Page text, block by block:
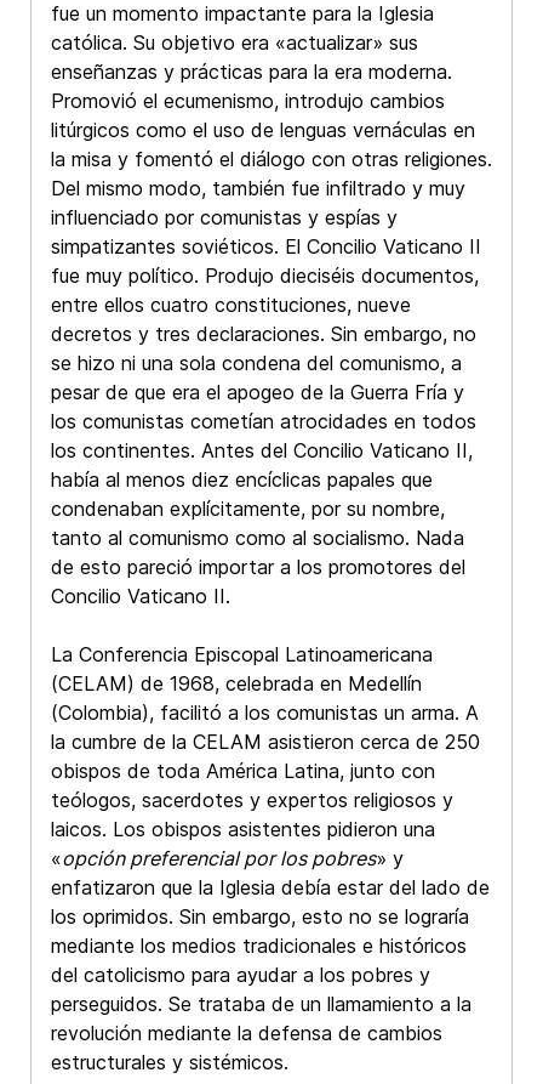
fue un momento impactante para la Iglesia
católica. Su objetivo era «actualizar» sus
enseñanzas y prácticas para la era moderna.
Promovió el ecumenismo, introdujo cambios
litúrgicos como el uso de lenguas vernáculas en
la misa y fomentó el diálogo con otras religiones.
Del mismo modo, también fue infiltrado y muy
influenciado por comunistas y espías y
simpatizantes soviéticos. El Concilio Vaticano II
fue muy político. Produjo dieciséis documentos,
entre ellos cuatro constituciones, nueve
decretos y tres declaraciones. Sin embargo, no
se hizo ni una sola condena del comunismo, a
pesar de que era el apogeo de la Guerra Fría y
los comunistas cometían atrocidades en todos
los continentes. Antes del Concilio Vaticano II,
había al menos diez encíclicas papales que
condenaban explícitamente, por su nombre,
tanto al comunismo como al socialismo. Nada
de esto pareció importar a los promotores del
Concilio Vaticano II.
La Conferencia Episcopal Latinoamericana
(CELAM) de 1968, celebrada en Medellín
(Colombia), facilitó a los comunistas un arma. A
la cumbre de la CELAM asistieron cerca de 250
obispos de toda América Latina, junto con
teólogos, sacerdotes y expertos religiosos y
laicos. Los obispos asistentes pidieron una
«opción preferencial por los pobres» y
enfatizaron que la Iglesia debía estar del lado de
los oprimidos. Sin embargo, esto no se lograría
mediante los medios tradicionales e históricos
del catolicismo para ayudar a los pobres y
perseguidos. Se trataba de un llamamiento a la
revolución mediante la defensa de cambios
estructurales y sistémicos.